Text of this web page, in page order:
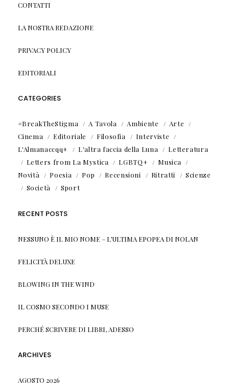
CONTATTI
LA NOSTRA REDAZIONE
PRIVACY POLICY
EDITORIALI
CATEGORIES
#BreakTheStigma A Tavola Ambiente
Arte
Cinema
Editoriale Filosofia
Interviste
L'Almanaccqq+
L'altra faccia della Luna
Letteratura
Letters from La Mystica
LGBTQ+
Musica
Novità
Poesia Pop Recensioni Ritratti
Scienze
Società
Sport
RECENT POSTS
NESSUNO È IL MIO NOME – L’ULTIMA EPOPEA DI NOLAN
FELICITÀ DELUXE
BLOWING IN THE WIND
IL COSMO SECONDO I MUSE
PERCHÉ SCRIVERE DI LIBRI, ADESSO
ARCHIVES
AGOSTO 2026